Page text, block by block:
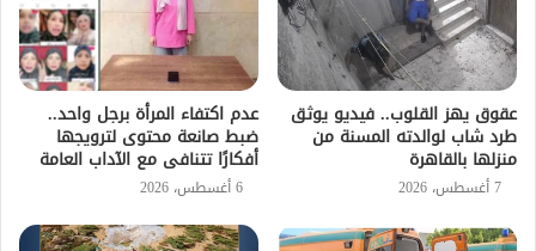
عقوق يهز القلوب.. فيديو يوثق
طرد شاب لوالدته المسنة من
منزلها بالقاهرة
7 أغسطس، 2026
عدم اكتفاء المرأة برجل واحد..
ضبط صانعة محتوى لترويجها
أفكارًا تتنافى مع الآداب العامة
6 أغسطس، 2026